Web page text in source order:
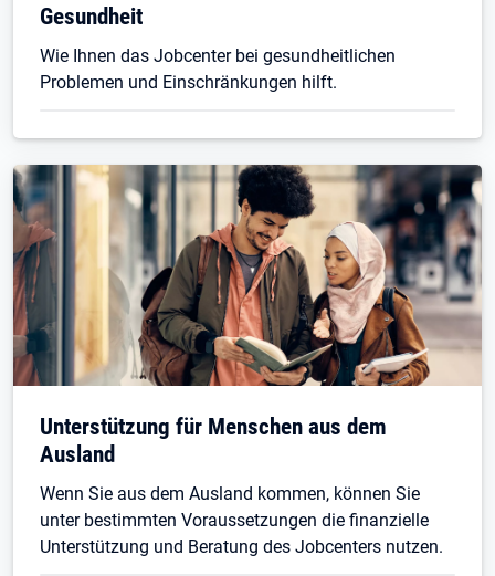
Gesundheit
Wie Ihnen das Jobcenter bei gesundheitlichen
Problemen und Einschränkungen hilft.
Unterstützung für Menschen aus dem
Ausland
Wenn Sie aus dem Ausland kommen, können Sie
unter bestimmten Voraussetzungen die finanzielle
Unterstützung und Beratung des Jobcenters nutzen.